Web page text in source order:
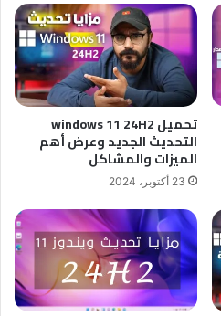
تحميل windows 11 24H2
التحديث الجديد وعرض أهم
الميزات والمشاكل
23 أكتوبر، 2024